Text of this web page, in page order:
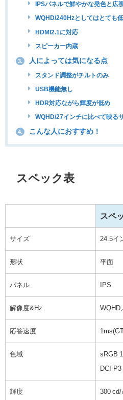
IPSパネルで鮮やかな発色と広
WQHD/240Hzとしてはとても
HDMI2.1に対応
スピーカー内蔵
3. 人によっては気になる点
スタンド調整がチルトのみ
USB機能無し
HDR対応ながら輝度が低め
WQHD/27インチに比べて映る
4. こんな人におすすめ！
スペック表
スペ
サイズ 24.5イ
形状 平面
パネル IPS
解像度&Hz WQHD
応答速度
色域 sRGB
DCI-P3
輝度 300 cd/